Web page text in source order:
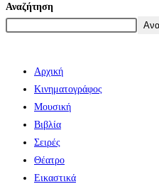
Αναζήτηση
Αρχική
Κινηματογράφος
Μουσική
Βιβλία
Σειρές
Θέατρο
Εικαστικά